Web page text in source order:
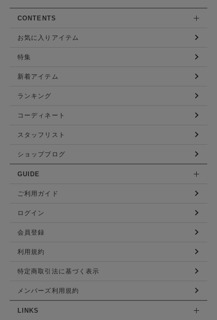
CONTENTS
お気に入りアイテム
特集
新着アイテム
ランキング
コーディネート
スタッフリスト
ショップブログ
GUIDE
ご利用ガイド
ログイン
会員登録
利用規約
特定商取引法に基づく表示
メンバーズ利用規約
LINKS